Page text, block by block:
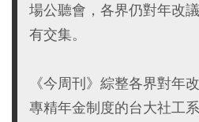
場公聽會，各界仍對年改
有交集。
《今周刊》綜整各界對年
專精年金制度的台大社工